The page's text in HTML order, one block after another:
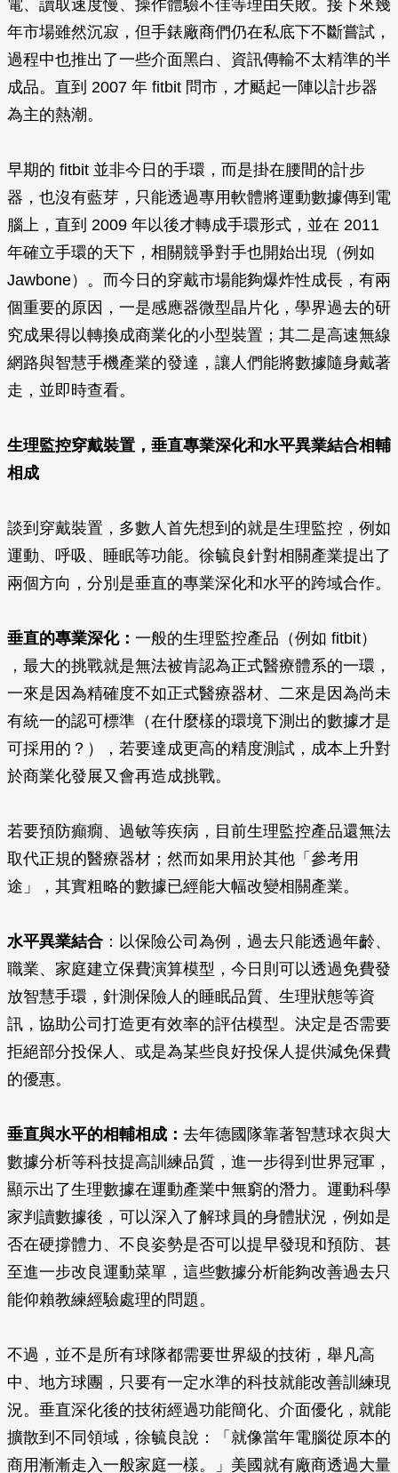
電、讀取速度慢、操作體驗不佳等理由失敗。接下來幾
年市場雖然沉寂，但手錶廠商們仍在私底下不斷嘗試，
過程中也推出了一些介面黑白、資訊傳輸不太精準的半
成品。直到 2007 年 fitbit 問市，才颳起一陣以計步器
為主的熱潮。
早期的 fitbit 並非今日的手環，而是掛在腰間的計步
器，也沒有藍芽，只能透過專用軟體將運動數據傳到電
腦上，直到 2009 年以後才轉成手環形式，並在 2011
年確立手環的天下，相關競爭對手也開始出現（例如
Jawbone）。而今日的穿戴市場能夠爆炸性成長，有兩
個重要的原因，一是感應器微型晶片化，學界過去的研
究成果得以轉換成商業化的小型裝置；其二是高速無線
網路與智慧手機產業的發達，讓人們能將數據隨身戴著
走，並即時查看。
生理監控穿戴裝置，垂直專業深化和水平異業結合相輔
相成
談到穿戴裝置，多數人首先想到的就是生理監控，例如
運動、呼吸、睡眠等功能。徐毓良針對相關產業提出了
兩個方向，分別是垂直的專業深化和水平的跨域合作。
垂直的專業深化： 一般的生理監控產品（例如 fitbit）
，最大的挑戰就是無法被肯認為正式醫療體系的一環，
一來是因為精確度不如正式醫療器材、二來是因為尚未
有統一的認可標準（在什麼樣的環境下測出的數據才是
可採用的？），若要達成更高的精度測試，成本上升對
於商業化發展又會再造成挑戰。
若要預防癲癇、過敏等疾病，目前生理監控產品還無法
取代正規的醫療器材；然而如果用於其他「參考用
途」，其實粗略的數據已經能大幅改變相關產業。
水平異業結合 ：以保險公司為例，過去只能透過年齡、
職業、家庭建立保費演算模型，今日則可以透過免費發
放智慧手環，針測保險人的睡眠品質、生理狀態等資
訊，協助公司打造更有效率的評估模型。決定是否需要
拒絕部分投保人、或是為某些良好投保人提供減免保費
的優惠。
垂直與水平的相輔相成： 去年德國隊靠著智慧球衣與大
數據分析等科技提高訓練品質，進一步得到世界冠軍，
顯示出了生理數據在運動產業中無窮的潛力。運動科學
家判讀數據後，可以深入了解球員的身體狀況，例如是
否在硬撐體力、不良姿勢是否可以提早發現和預防、甚
至進一步改良運動菜單，這些數據分析能夠改善過去只
能仰賴教練經驗處理的問題。
不過，並不是所有球隊都需要世界級的技術，舉凡高
中、地方球團，只要有一定水準的科技就能改善訓練現
況。垂直深化後的技術經過功能簡化、介面優化，就能
擴散到不同領域，徐毓良說：「就像當年電腦從原本的
商用漸漸走入一般家庭一樣。」美國就有廠商透過大量